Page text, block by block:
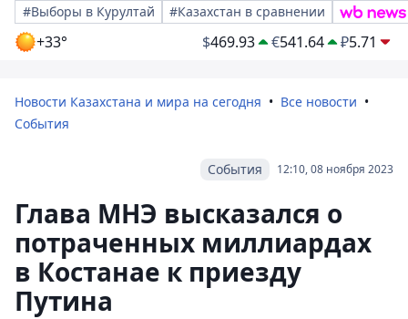
#Выборы в Курултай
#Казахстан в сравнении
+33° $469.93 €541.64 ₽5.71
Новости Казахстана и мира на сегодня
Все новости
События
12:10, 08 ноября 2023
События
Глава МНЭ высказался о
потраченных миллиардах
в Костанае к приезду
Путина